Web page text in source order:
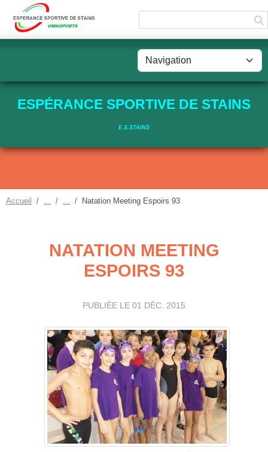
ESPÉRANCE SPORTIVE DE STAINS
E.S.STAINS
Accueil Natation Meeting Espoirs 93
NATATION MEETING
ESPOIRS 93
PUBLIÉE LE 01 DÉC. 2015
Panneau de gestion des cookies